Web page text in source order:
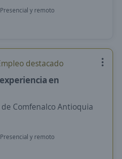
Presencial y remoto
destacado
en
Comfenalco Antioquia
Presencial y remoto